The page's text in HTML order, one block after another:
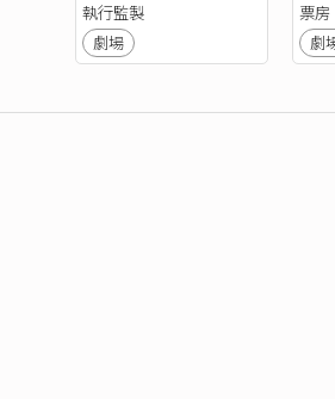
執行監製
劇場
票房
劇